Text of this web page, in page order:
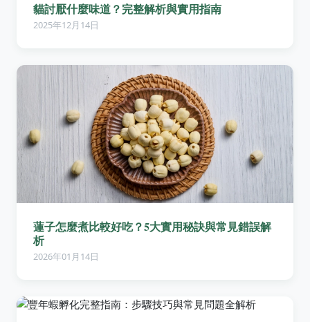
貓討厭什麼味道？完整解析與實用指南
2025年12月14日
蓮子怎麼煮比較好吃？5大實用秘訣與常見錯誤解
析
2026年01月14日